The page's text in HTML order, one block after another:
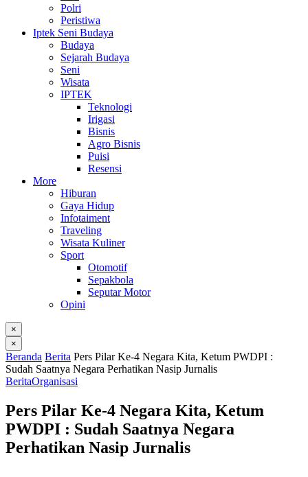
Polri
Peristiwa
Iptek Seni Budaya
Budaya
Sejarah Budaya
Seni
Wisata
IPTEK
Teknologi
Irigasi
Bisnis
Agro Bisnis
Puisi
Resensi
More
Hiburan
Gaya Hidup
Infotaiment
Traveling
Wisata Kuliner
Sport
Otomotif
Sepakbola
Seputar Motor
Opini
×
×
Beranda Berita Pers Pilar Ke-4 Negara Kita, Ketum PWDPI :
Sudah Saatnya Negara Perhatikan Nasip Jurnalis
BeritaOrganisasi
Pers Pilar Ke-4 Negara Kita, Ketum
PWDPI : Sudah Saatnya Negara
Perhatikan Nasip Jurnalis